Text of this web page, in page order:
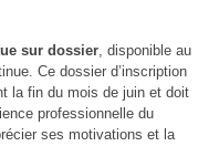
sur dossier, disponible au
Ce dossier d’inscription
la fin du mois de juin et doit
professionnelle du
ses motivations et la